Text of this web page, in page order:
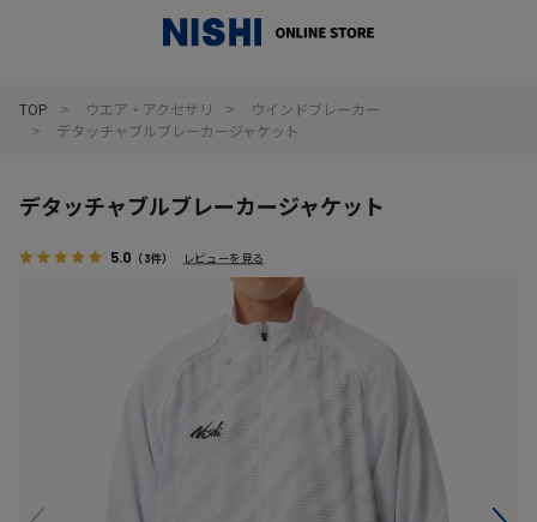
TOP ウエア・アクセサリ
ウインドブレーカー
デタッチャブルブレーカージャケット
デタッチャブルブレーカージャケット
5.0 （3件） レビューを見る